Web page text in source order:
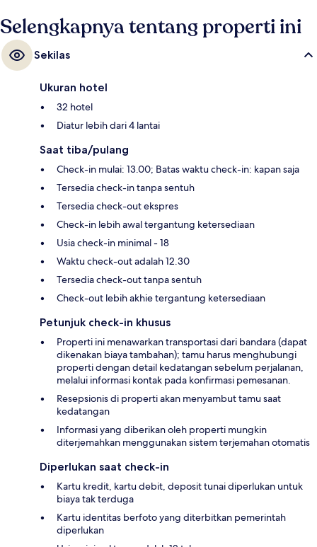
Selengkapnya tentang properti ini
Sekilas
Ukuran hotel
32 hotel
Diatur lebih dari 4 lantai
Saat tiba/pulang
Check-in mulai: 13.00; Batas waktu check-in: kapan saja
Tersedia check-in tanpa sentuh
Tersedia check-out ekspres
Check-in lebih awal tergantung ketersediaan
Usia check-in minimal - 18
Waktu check-out adalah 12.30
Tersedia check-out tanpa sentuh
Check-out lebih akhie tergantung ketersediaan
Petunjuk check-in khusus
Properti ini menawarkan transportasi dari bandara (dapat
dikenakan biaya tambahan); tamu harus menghubungi
properti dengan detail kedatangan sebelum perjalanan,
melalui informasi kontak pada konfirmasi pemesanan.
Resepsionis di properti akan menyambut tamu saat
kedatangan
Informasi yang diberikan oleh properti mungkin
diterjemahkan menggunakan sistem terjemahan otomatis
Diperlukan saat check-in
Kartu kredit, kartu debit, deposit tunai diperlukan untuk
biaya tak terduga
Kartu identitas berfoto yang diterbitkan pemerintah
diperlukan